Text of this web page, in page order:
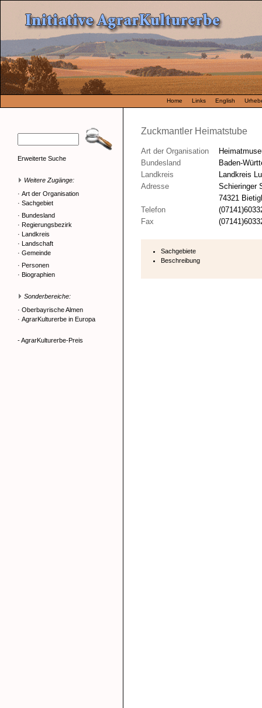
Home Links English
Erweiterte Suche
Weitere Zugänge:
· Art der Organisation
· Sachgebiet
· Bundesland
· Regierungsbezirk
· Landkreis
· Landschaft
· Gemeinde
· Personen
· Biographien
Sonderbereiche:
· Oberbayrische Almen
· AgrarKulturerbe in Europa
- AgrarKulturerbe-Preis
Zuckmantler Heimatstube
Art der Organisation
Bundesland
Baden-
Landkreis
Landkreis
Adresse
Schieringer
74321
Telefon
Fax
Sachgebiete
Beschreibung